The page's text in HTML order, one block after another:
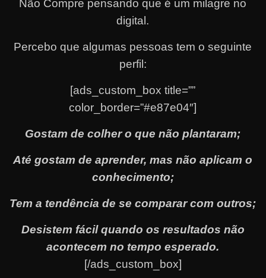
Não Compre pensando que é um milagre no
digital.
Percebo que algumas pessoas tem o seguinte
perfil:
[ads_custom_box title=””
color_border=”#e87e04″]
Gostam de colher o que não plantaram;
Até gostam de aprender, mas não aplicam o
conhecimento;
Tem a tendência de se comparar com outros;
Desistem fácil quando os resultados não
acontecem no tempo esperado.
[/ads_custom_box]